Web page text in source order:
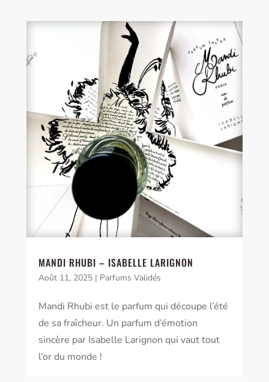
MANDI RHUBI – ISABELLE LARIGNON
Août 11, 2025| Parfums Validés
Mandi Rhubi est le parfum qui découpe l’été
de sa fraîcheur. Un parfum d’émotion
sincère par Isabelle Larignon qui vaut tout
l’or du monde !